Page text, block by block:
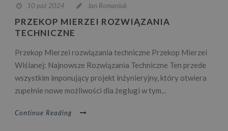
10 paź 2024 Jan Romaniuk
PRZEKOP MIERZEI ROZWIĄZANIA
TECHNICZNE
Przekop Mierzei rozwiązania techniczne Przekop Mierzei
Wiślanej: Najnowsze Rozwiązania Techniczne Ten przede
wszystkim imponujący projekt inżynieryjny, który otwiera
zupełnie nowe możliwości dla żeglugi w tym...
Continue Reading